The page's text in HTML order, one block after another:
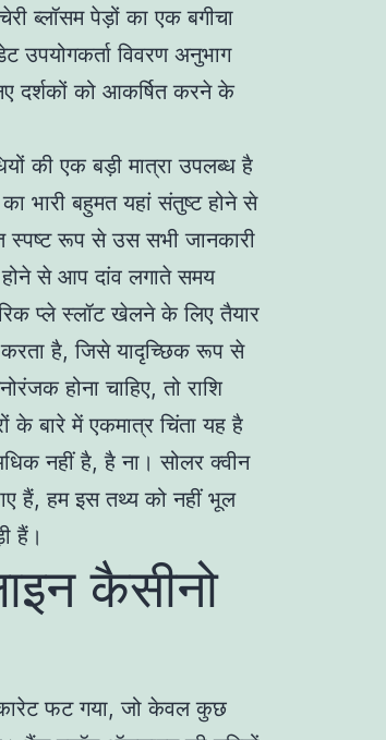
ब्लॉसम पेड़ों का एक बगीचा
विवरण अनुभाग
दर्शकों को आकर्षित करने के
की एक बड़ी मात्रा उपलब्ध है
भारी बहुमत यहां संतुष्ट होने से
स्पष्ट रूप से उस सभी जानकारी
होने से आप दांव लगाते समय
प्ले स्लॉट खेलने के लिए तैयार
करता है, जिसे यादृच्छिक रूप से
होना चाहिए, तो राशि
बारे में एकमात्र चिंता यह है
नहीं है, है ना। सोलर क्वीन
हैं, हम इस तथ्य को नहीं भूल
हैं।
कैसीनो
फट गया, जो केवल कुछ